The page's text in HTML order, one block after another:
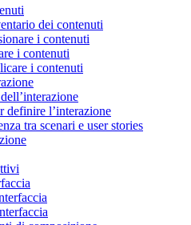
dei contenuti
i contenuti
i contenuti
i contenuti
definire l’interazione
tra scenari e user stories